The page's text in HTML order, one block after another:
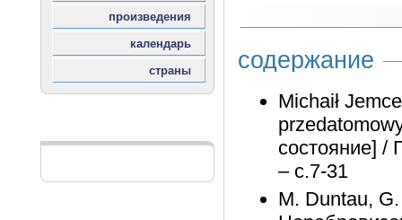
содержание
Michaił
состояние] /
– с.7-31
M. Duntau,